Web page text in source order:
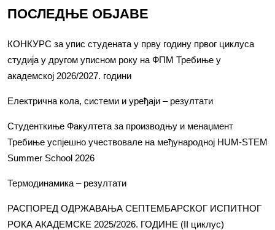
ПОСЛЕДЊЕ ОБЈАВЕ
КОНКУРС за упис студената у прву годину првог циклуса
студија у другом уписном року на ФПМ Требиње у
академској 2026/2027. години
Електрична кола, системи и уређаји – резултати
Студенткиње Факултета за производњу и менаџмент
Требиње успјешно учествовале на међународној HUM-STEM
Summer School 2026
Термодинамика – резултати
РАСПОРЕД ОДРЖАВАЊА СЕПТЕМБАРСКОГ ИСПИТНОГ
РОКА АКАДЕМСКЕ 2025/2026. ГОДИНЕ (II циклус)